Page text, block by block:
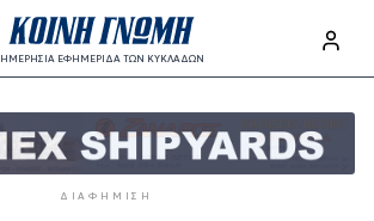
ΗΜΕΡΗΣΙΑ ΕΦΗΜΕΡΙΔΑ ΤΩΝ ΚΥΚΛΑΔΩΝ
ΔΙΑΦΉΜΙΣΗ